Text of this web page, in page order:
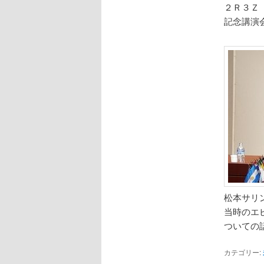
２Ｒ３
記念講演
松本サリ
当時のエ
ついての
カテゴリー: